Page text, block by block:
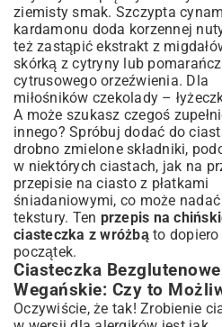
ziemisty smak. Szczypta
kardamonu doda korzennej
też zastąpić ekstrakt z
skórką z cytryny lub
cytrusowego orzeźwienia. Dla
miłośników czekolady –
A może szukasz czegoś
innego? Spróbuj dodać do
drobno zmielone składniki,
w niektórych ciastach, jak na
przepisie naciasto z płatkami
śniadaniowymi, co może
tekstury. Ten przepis na
ciasteczka z wróżbąto dopiero
początek.
Ciasteczka
Wegańskie: Czy to
Oczywiście, że tak! Zrobienie